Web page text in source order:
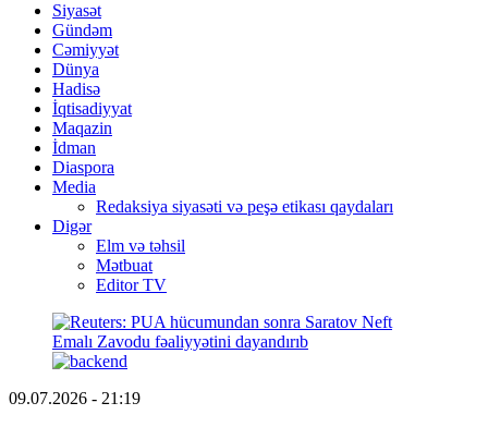
Siyasət
Gündəm
Cəmiyyət
Dünya
Hadisə
İqtisadiyyat
Maqazin
İdman
Diaspora
Media
Redaksiya siyasəti və peşə etikası qaydaları
Digər
Elm və təhsil
Mətbuat
Editor TV
09.07.2026 - 21:19